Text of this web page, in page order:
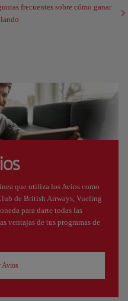
frecuentes sobre cómo ganar
que utiliza los Avios como
de British Airways, Vueling
para darte todas las
ventajas de tus programas de
Avios